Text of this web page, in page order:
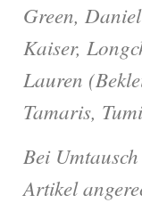
Green,
Kaiser,
Lauren
Tamaris,
Bei
Artikel